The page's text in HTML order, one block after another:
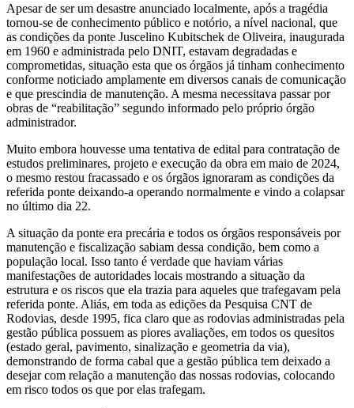
Apesar de ser um desastre anunciado localmente, após a tragédia
tornou-se de conhecimento público e notório, a nível nacional, que
as condições da ponte Juscelino Kubitschek de Oliveira, inaugurada
em 1960 e administrada pelo DNIT, estavam degradadas e
comprometidas, situação esta que os órgãos já tinham conhecimento
conforme noticiado amplamente em diversos canais de comunicação
e que prescindia de manutenção. A mesma necessitava passar por
obras de “reabilitação” segundo informado pelo próprio órgão
administrador.
Muito embora houvesse uma tentativa de edital para contratação de
estudos preliminares, projeto e execução da obra em maio de 2024,
o mesmo restou fracassado e os órgãos ignoraram as condições da
referida ponte deixando-a operando normalmente e vindo a colapsar
no último dia 22.
A situação da ponte era precária e todos os órgãos responsáveis por
manutenção e fiscalização sabiam dessa condição, bem como a
população local. Isso tanto é verdade que haviam várias
manifestações de autoridades locais mostrando a situação da
estrutura e os riscos que ela trazia para aqueles que trafegavam pela
referida ponte. Aliás, em toda as edições da Pesquisa CNT de
Rodovias, desde 1995, fica claro que as rodovias administradas pela
gestão pública possuem as piores avaliações, em todos os quesitos
(estado geral, pavimento, sinalização e geometria da via),
demonstrando de forma cabal que a gestão pública tem deixado a
desejar com relação a manutenção das nossas rodovias, colocando
em risco todos os que por elas trafegam.